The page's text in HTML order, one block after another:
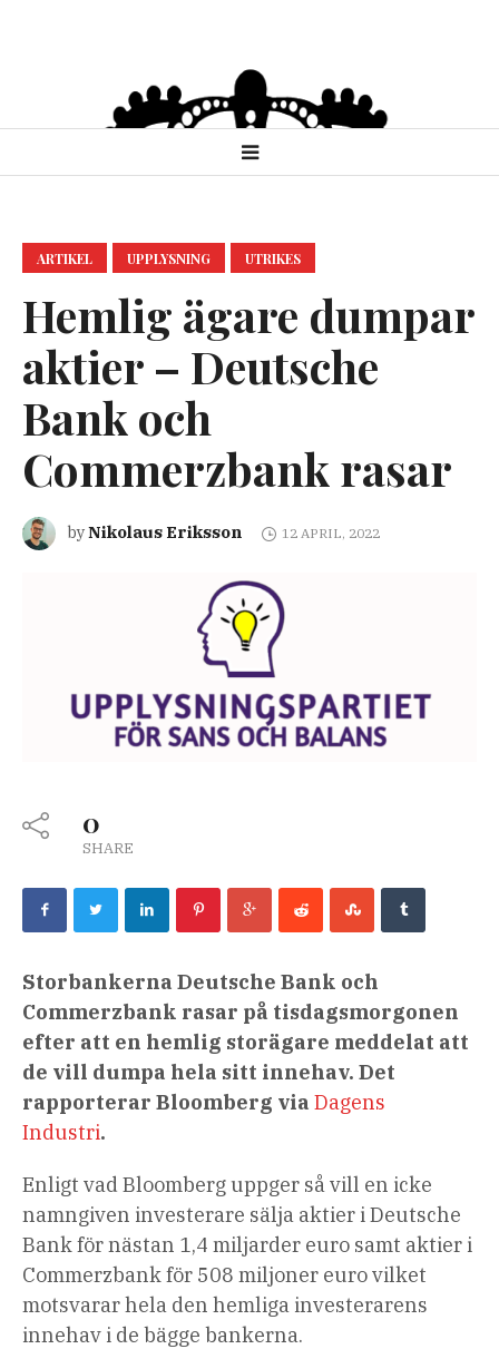
ARTIKEL UPPLYSNING UTRIKES
Hemlig ägare dumpar
aktier – Deutsche
Bank och
Commerzbank rasar
byNikolaus Eriksson 12 APRIL, 2022
0
SHARE
Storbankerna Deutsche Bank och
Commerzbank rasar på tisdagsmorgonen
efter att en hemlig storägare meddelat att
de vill dumpa hela sitt innehav. Det
rapporterar Bloomberg via Dagens
Industri.
Enligt vad Bloomberg uppger så vill en icke
namngiven investerare sälja aktier i Deutsche
Bank för nästan 1,4 miljarder euro samt aktier i
Commerzbank för 508 miljoner euro vilket
motsvarar hela den hemliga investerarens
innehav i de bägge bankerna.